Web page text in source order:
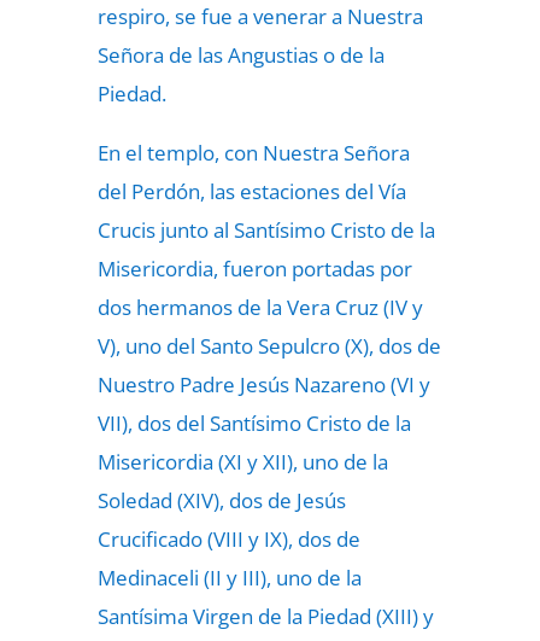
respiro, se fue a venerar a Nuestra
Señora de las Angustias o de la
Piedad.
En el templo, con Nuestra Señora
del Perdón, las estaciones del Vía
Crucis junto al Santísimo Cristo de la
Misericordia, fueron portadas por
dos hermanos de la Vera Cruz (IV y
V), uno del Santo Sepulcro (X), dos de
Nuestro Padre Jesús Nazareno (VI y
VII), dos del Santísimo Cristo de la
Misericordia (XI y XII), uno de la
Soledad (XIV), dos de Jesús
Crucificado (VIII y IX), dos de
Medinaceli (II y III), uno de la
Santísima Virgen de la Piedad (XIII) y